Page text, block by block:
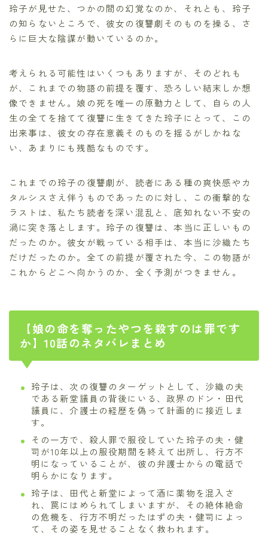
玲子が見せた、つかの間の幻覚なのか、それとも、玲子
の知らないところで、彼女の復讐劇そのものを操る、さ
らに巨大な陰謀が動いているのか。
考えられる可能性はいくつもありますが、そのどれも
が、これまでの物語の前提を覆す、恐ろしい結末しか想
像できません。娘の死を唯一の原動力として、自らの人
生の全てを捨てて復讐に生きてきた玲子にとって、この
出来事は、彼女の存在意義そのものを揺るがしかねな
い、あまりにも残酷なものです。
これまでの玲子の復讐劇が、読者にある種の爽快感やカ
タルシスさえ伴うものであったのに対し、この衝撃的な
ラストは、私たち読者を深い混乱と、底知れない不安の
渦に突き落とします。玲子の復讐は、本当に正しいもの
だったのか。彼女が戦っている相手は、本当に沙織たち
だけだったのか。全ての前提が覆された今、この物語が
これからどこへ向かうのか、全く予測がつきません。
【娘の命を奪ったやつを殺すのは罪です
か】10話のネタバレまとめ
玲子は、次の復讐のターゲットとして、沙織の夫
である新堂議員の背後にいる、政界のドン・田代
議員に、介護士の経歴を偽って計画的に接近しま
す。
その一方で、殺人罪で服役していた玲子の夫・健
司が10年以上の服役期間を終えて出所し、行方不
明になっていることが、彼の弁護士からの電話で
明らかになります。
玲子は、田代と新堂によって酒に薬物を混入さ
れ、罠にはめられてしまいますが、その絶体絶命
の危機を、行方不明だったはずの夫・健司によっ
て、その姿を見せることなく救われます。